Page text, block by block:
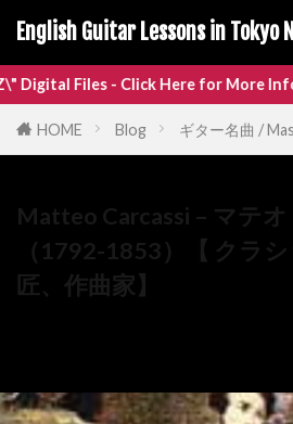
English Guitar Lessons in Tokyo
Here for More Info:)
HOME Blog ギター名曲 /
Matteo Carcassi – マテ
（1792-1853）【 クラ
匠、作曲家】